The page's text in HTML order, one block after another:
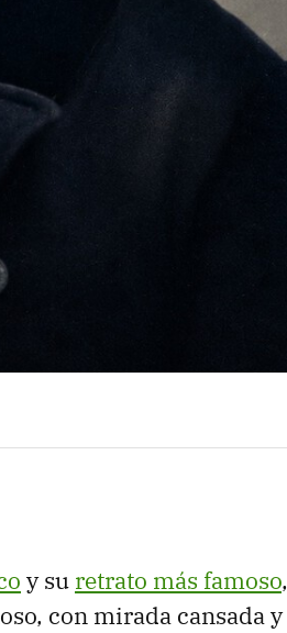
y su retrato más famoso,
con mirada cansada y